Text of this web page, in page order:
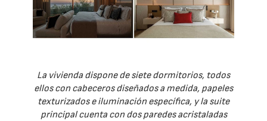
La vivienda dispone de siete dormitorios, todos
ellos con cabeceros diseñados a medida, papeles
texturizados e iluminación específica, y la suite
principal cuenta con dos paredes acristaladas